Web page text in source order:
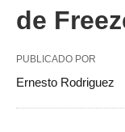
de
PUBLICADO POR
Ernesto Rodriguez